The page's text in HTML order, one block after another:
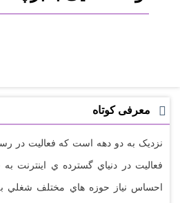
معرفی کوتاه
نزديک به دو دهه است که فعاليت در
فعاليت در دنياي گسترده ي
احساس نياز حوزه هاي مختلف شغلي